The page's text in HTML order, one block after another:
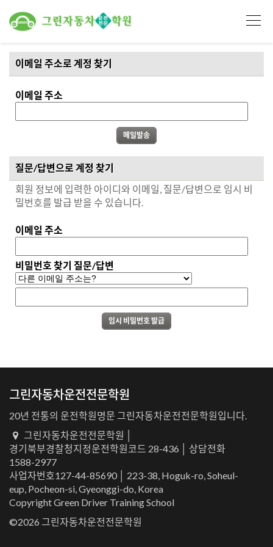
이메일 주소로 계정 찾기
이메일 주소
질문/답변으로 계정 찾기
회원 정보에 입력한 아이디와 이메일, 질문/답변으로 임시 비
밀번호를 발급 받을 수 있습니다.
이메일 주소
비밀번호 찾기 질문/답변
그린자동차운전전문학원
20년 전통의 운전학원명문 그린자동차운전전문학원입니다.
그린자동차운전전문학원 │
경기북부경찰청지정운전학원코드 28-436 │ 상담전화
1588-2977
사업자번호127-44-85690 │ 223-38, Hoguk-ro, Soheul-
eup, Pocheon-si, Gyeonggi-do, Korea
Copyright Green Driver Training School
©2026 그린자동차운전전문학원